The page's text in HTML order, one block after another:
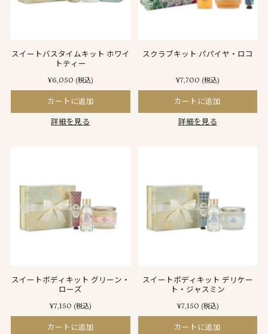
スイートバスタイムキット ホワイ
トティー
¥6,050 (税込)
カートに追加
詳細を見る
スクラブキット パパイヤ・ロコ
¥7,700 (税込)
カートに追加
詳細を見る
スイートボディキット グリーン・
ローズ
¥7,150 (税込)
カートに追加
スイートボディキット デリケー
ト・ジャスミン
¥7,150 (税込)
カートに追加